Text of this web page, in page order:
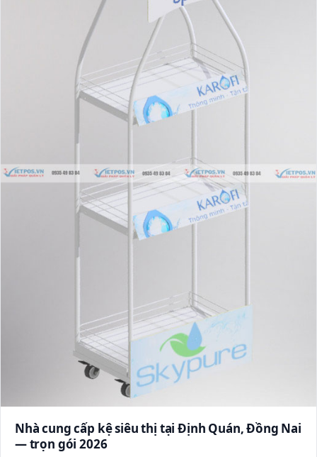
Nhà cung cấp kệ siêu thị tại Định Quán, Đồng Nai
— trọn gói 2026